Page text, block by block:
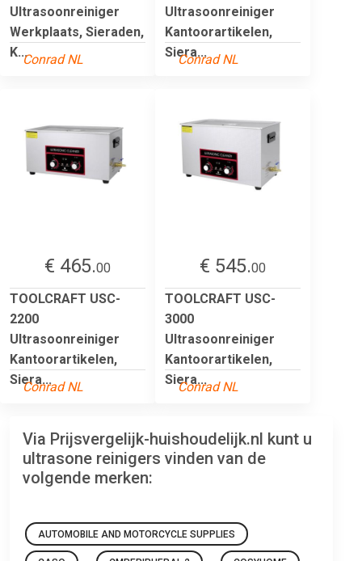
Ultrasoonreiniger
Werkplaats, Sieraden,
K...Conrad NL
Ultrasoonreiniger
Kantoorartikelen,
Siera...
Conrad NL
€ 465.00
TOOLCRAFT USC-
2200
Ultrasoonreiniger
Kantoorartikelen,
Siera...
Conrad NL
€ 545.00
TOOLCRAFT USC-
3000
Ultrasoonreiniger
Kantoorartikelen,
Siera...
Conrad NL
Via Prijsvergelijk-huishoudelijk.nl kunt u
ultrasone reinigers vinden van de
volgende merken:
AUTOMOBILE AND MOTORCYCLE SUPPLIES